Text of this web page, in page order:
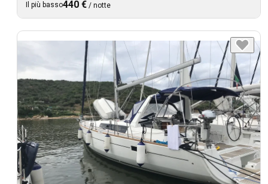
Il più basso440 € / notte